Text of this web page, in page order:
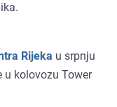
Rijeka u srpnju
u kolovozu Tower